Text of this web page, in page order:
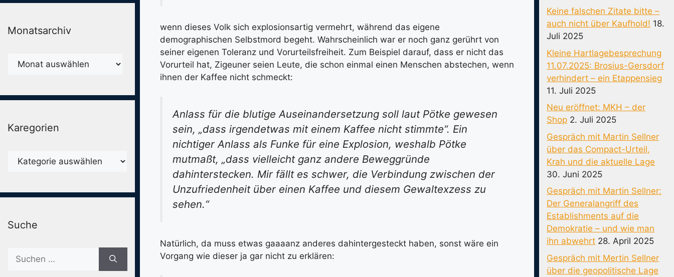
wenn dieses Volk sich explosionsartig vermehrt, während das eigene
demographischen Selbstmord begeht. Wahrscheinlich war er noch ganz gerührt von
seiner eigenen Toleranz und Vorurteilsfreiheit. Zum Beispiel darauf, dass er nicht das
Vorurteil hat, Zigeuner seien Leute, die schon einmal einen Menschen abstechen, wenn
ihnen der Kaffee nicht schmeckt:
Anlass für die blutige Auseinandersetzung soll laut Pötke gewesen
sein, „dass irgendetwas mit einem Kaffee nicht stimmte“. Ein
nichtiger Anlass als Funke für eine Explosion, weshalb Pötke
mutmaßt, „dass vielleicht ganz andere Beweggründe
dahinterstecken. Mir fällt es schwer, die Verbindung zwischen der
Unzufriedenheit über einen Kaffee und diesem Gewaltexzess zu
sehen.“
Natürlich, da muss etwas gaaaanz anderes dahintergesteckt haben, sonst wäre ein
Vorgang wie dieser ja gar nicht zu erklären:
Monatsarchiv
Monatsarchiv
Karegorien
Karegorien
Suche
nach:
Keine falschen Zitate bitte –
auch nicht über Kaufhold! 18.
Juli 2025
Kleine Hartlagebesprechung
11.07.2025: Brosius-Gersdorf
verhindert – ein Etappensieg
11. Juli 2025
Neu eröffnet: MKH – der
Shop 2. Juli 2025
Gespräch mit Martin Sellner
über das Compact-Urteil,
Krah und die aktuelle Lage
30. Juni 2025
Gespräch mit Martin Sellner:
Der Generalangriff des
Establishments auf die
Demokratie – und wie man
ihn abwehrt 28. April 2025
Gespräch mit Mertin Sellner
über die geopolitische Lage